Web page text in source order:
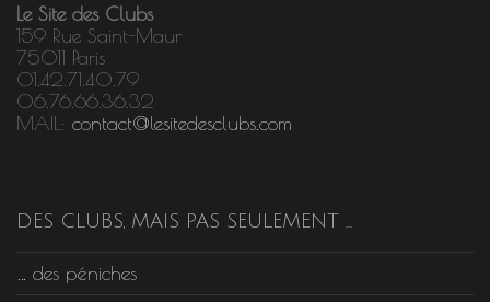
Le Site des Clubs
159 Rue Saint-Maur
75011 Paris
01.42.71.40.79
06.76.66.36.32
MAIL: contact@lesitedesclubs.com
DES CLUBS, MAIS PAS SEULEMENT …
… des péniches